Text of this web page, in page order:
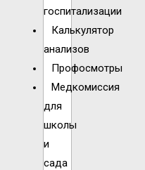
госпитализации
Калькулятор
анализов
Профосмотры
Медкомиссия
для
школы
и
сада